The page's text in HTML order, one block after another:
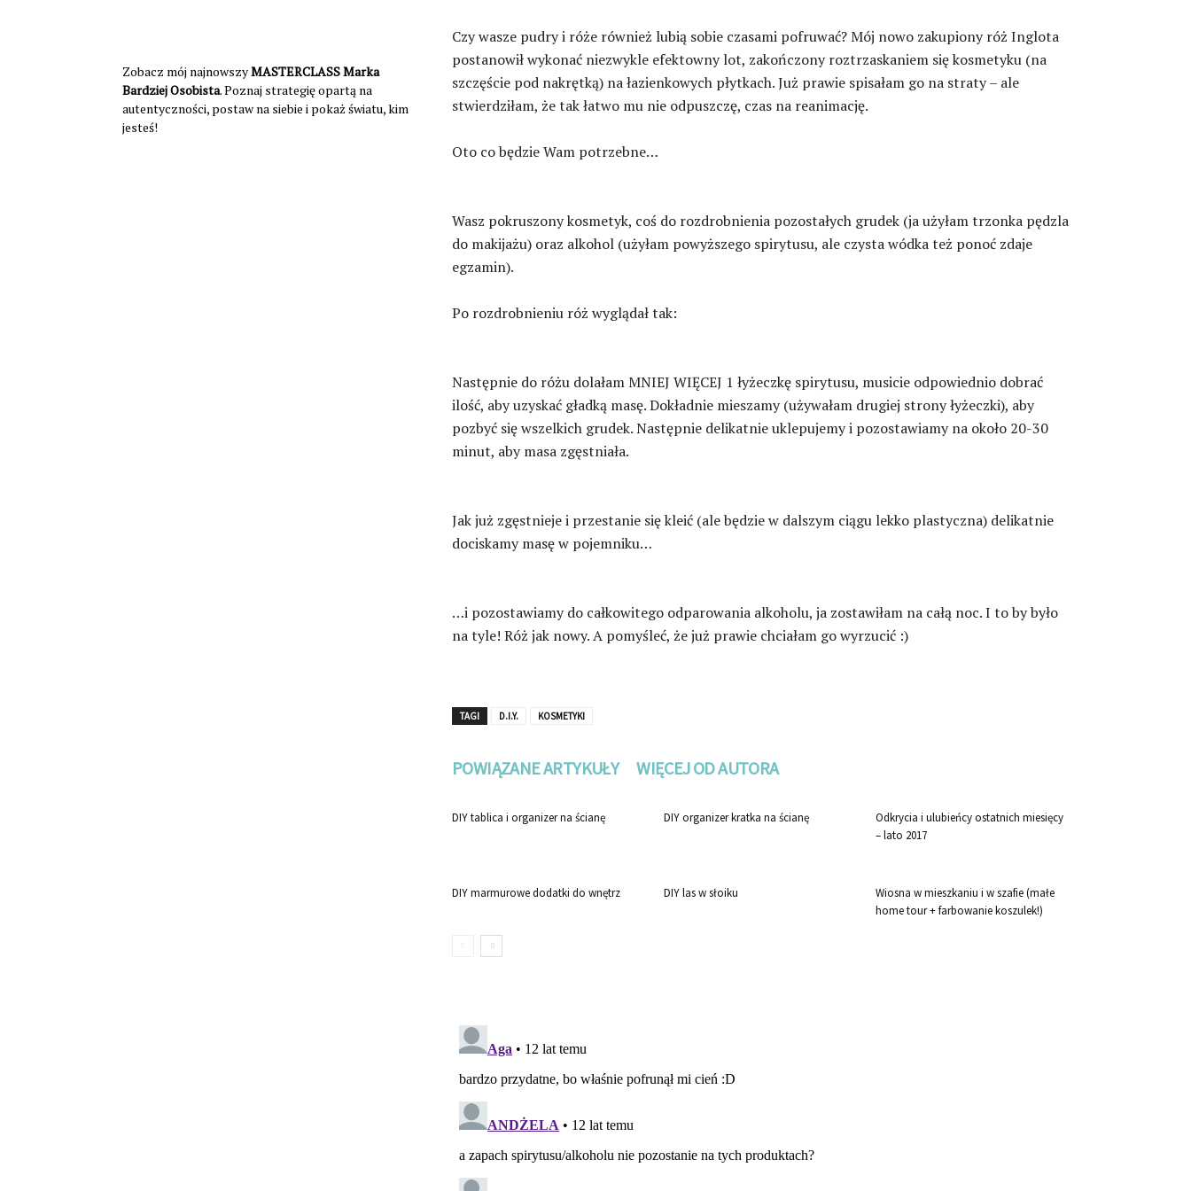
Czy wasze pudry i róże również lubią sobie czasami pofruwać? Mój nowo zakupiony róż Inglota
postanowił wykonać niezwykle efektowny lot, zakończony roztrzaskaniem się kosmetyku (na
szczęście pod nakrętką) na łazienkowych płytkach. Już prawie spisałam go na straty – ale
stwierdziłam, że tak łatwo mu nie odpuszczę, czas na reanimację.
Oto co będzie Wam potrzebne…
Wasz pokruszony kosmetyk, coś do rozdrobnienia pozostałych grudek (ja użyłam trzonka pędzla
do makijażu) oraz alkohol (użyłam powyższego spirytusu, ale czysta wódka też ponoć zdaje
egzamin).
Po rozdrobnieniu róż wyglądał tak:
Następnie do różu dolałam MNIEJ WIĘCEJ 1 łyżeczkę spirytusu, musicie odpowiednio dobrać
ilość, aby uzyskać gładką masę. Dokładnie mieszamy (używałam drugiej strony łyżeczki), aby
pozbyć się wszelkich grudek. Następnie delikatnie uklepujemy i pozostawiamy na około 20-30
minut, aby masa zgęstniała.
Jak już zgęstnieje i przestanie się kleić (ale będzie w dalszym ciągu lekko plastyczna) delikatnie
dociskamy masę w pojemniku…
…i pozostawiamy do całkowitego odparowania alkoholu, ja zostawiłam na całą noc. I to by było
na tyle! Róż jak nowy. A pomyśleć, że już prawie chciałam go wyrzucić :)
TAGI D.I.Y. KOSMETYKI
POWIĄZANE ARTYKUŁY WIĘCEJ OD AUTORA
DIY tablica i organizer na ścianę DIY organizer kratka na ścianę
Odkrycia i ulubieńcy ostatnich miesięcy
– lato 2017
DIY marmurowe dodatki do wnętrz DIY las w słoiku
Wiosna w mieszkaniu i w szafie (małe
home tour + farbowanie koszulek!)
Zobacz mój najnowszyMASTERCLASS Marka
Bardziej Osobista. Poznaj strategię opartą na
autentyczności, postaw na siebie i pokaż światu, kim
jesteś!